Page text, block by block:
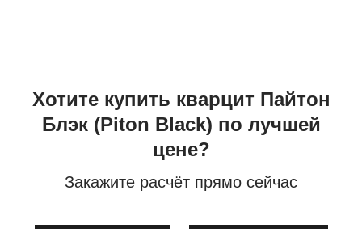
Хотите купить кварцит Пайтон
Блэк (Piton Black) по лучшей
цене?
Закажите расчёт прямо сейчас